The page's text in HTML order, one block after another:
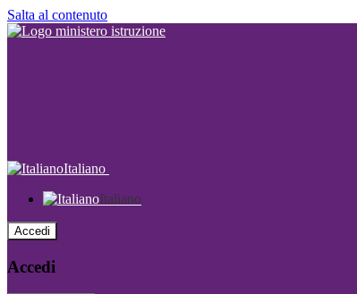
Salta al contenuto
Italiano
Italiano
Accedi
Accedi